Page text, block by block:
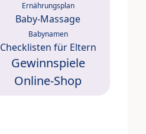
Ernährungsplan
Baby-Massage
Babynamen
Checklisten für Eltern
Gewinnspiele
Online-Shop